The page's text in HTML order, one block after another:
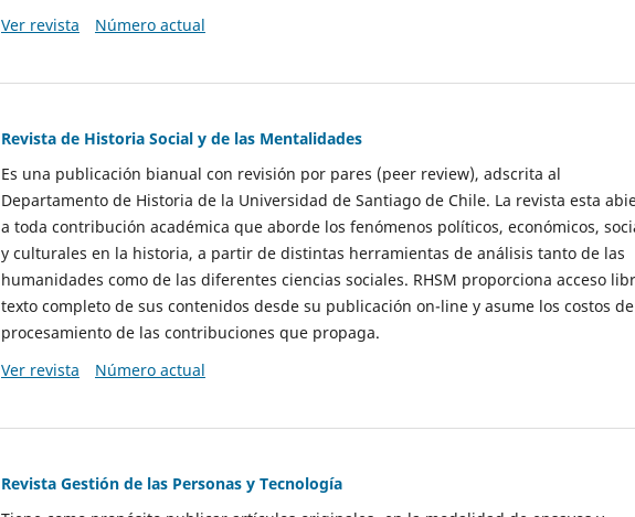
Ver revista
Número actual
Revista de Historia Social y de las Mentalidades
Es una publicación bianual con revisión por pares (peer review), adscrita al
Departamento de Historia de la Universidad de Santiago de Chile. La revista esta
a toda contribución académica que aborde los fenómenos políticos, económicos,
y culturales en la historia, a partir de distintas herramientas de análisis tanto de las
humanidades como de las diferentes ciencias sociales. RHSM proporciona acceso
texto completo de sus contenidos desde su publicación on-line y asume los costos de
procesamiento de las contribuciones que propaga.
Ver revista
Número actual
Revista Gestión de las Personas y Tecnología